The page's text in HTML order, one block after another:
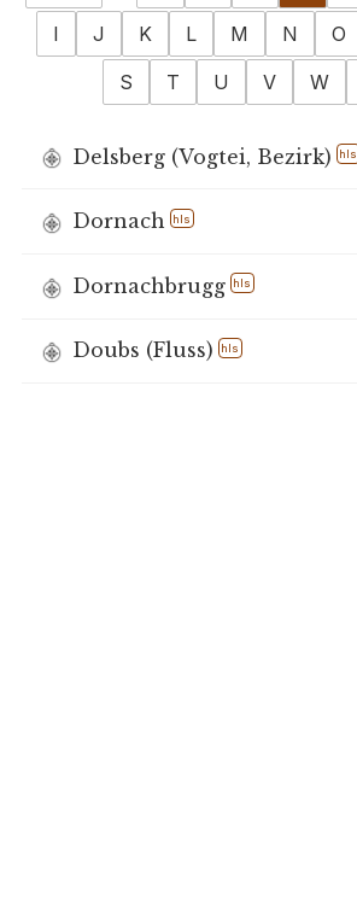
I
J K L M N O
S
T U V W
Delsberg (Vogtei, Bezirk) hls
Dornach hls
Dornachbrugg hls
Doubs (Fluss) hls